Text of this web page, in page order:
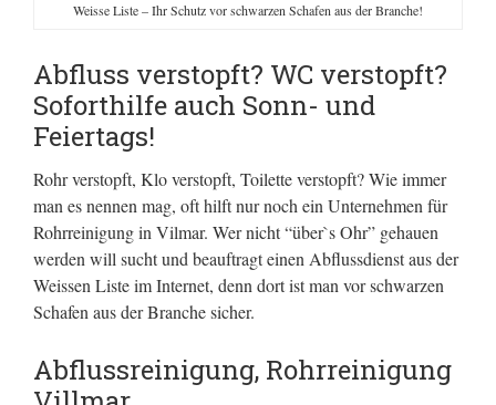
Weisse Liste – Ihr Schutz vor schwarzen Schafen aus der Branche!
Abfluss verstopft? WC verstopft?
Soforthilfe auch Sonn- und
Feiertags!
Rohr verstopft, Klo verstopft, Toilette verstopft? Wie immer
man es nennen mag, oft hilft nur noch ein Unternehmen für
Rohrreinigung in Vilmar. Wer nicht “über`s Ohr” gehauen
werden will sucht und beauftragt einen Abflussdienst aus der
Weissen Liste im Internet, denn dort ist man vor schwarzen
Schafen aus der Branche sicher.
Abflussreinigung, Rohrreinigung